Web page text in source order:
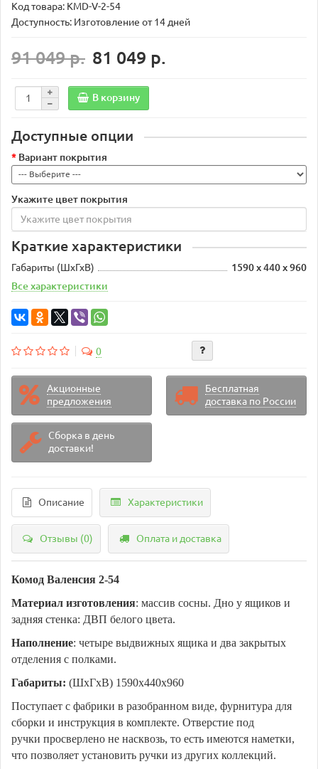
Код товара: KMD-V-2-54
Доступность: Изготовление от 14 дней
91 049 р. 81 049 р.
В корзину
Доступные опции
Вариант покрытия
Укажите цвет покрытия
Краткие характеристики
Габариты (ШхГхВ)
1590 х 440 х 960
Все характеристики
0
Акционные
предложения
Бесплатная
доставка по России
Сборка в день
доставки!
Описание Характеристики
Отзывы (0) Оплата и доставка
Комод Валенсия 2-54
Материал изготовления: массив сосны. Дно у ящиков и
задняя стенка: ДВП белого цвета.
Наполнение: четыре выдвижных ящика и два закрытых
отделения с полками.
Габариты: (ШхГхВ) 1590х440х960
Поступает с фабрики в разобранном виде, фурнитура для
сборки и инструкция в комплекте. Отверстие под
ручки просверлено не насквозь, то есть имеются наметки,
что позволяет установить ручки из других коллекций.